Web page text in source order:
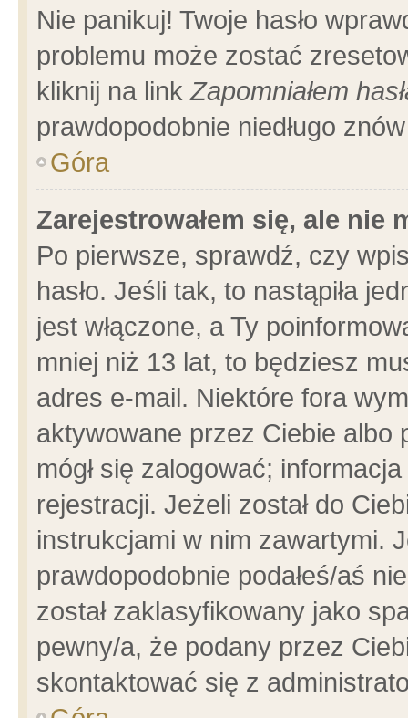
Nie panikuj! Twoje hasło
problemu może zostać
kliknij na linkZapomniałem
prawdopodobnie niedługo
Góra
Zarejestrowałem się, ale nie
Po pierwsze, sprawdź, czy
hasło. Jeśli tak, to nastąpiła
jest włączone, a Ty
mniej niż 13 lat, to będziesz
adres e-mail. Niektóre fora
aktywowane przez Ciebie albo
mógł się zalogować;
rejestracji. Jeżeli został do
instrukcjami w nim zawartymi.
prawdopodobnie podałeś/aś
został zaklasyfikowany jako
pewny/a, że podany przez
skontaktować się z